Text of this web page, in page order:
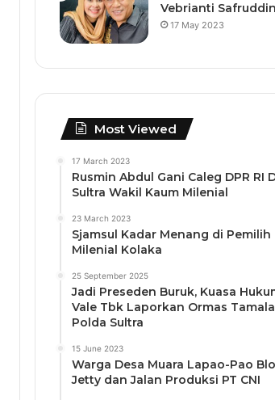
Vebrianti Safruddin
17 May 2023
Most Viewed
17 March 2023
Rusmin Abdul Gani Caleg DPR RI
Sultra Wakil Kaum Milenial
23 March 2023
Sjamsul Kadar Menang di Pemilih
Milenial Kolaka
25 September 2025
Jadi Preseden Buruk, Kuasa
Vale Tbk Laporkan Ormas
Polda Sultra
15 June 2023
Warga Desa Muara Lapao-Pao
Jetty dan Jalan Produksi PT CNI